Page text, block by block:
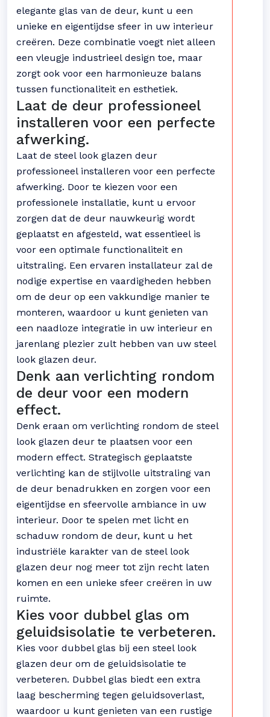
elegante glas van de deur, kunt u een
unieke en eigentijdse sfeer in uw interieur
creëren. Deze combinatie voegt niet alleen
een vleugje industrieel design toe, maar
zorgt ook voor een harmonieuze balans
tussen functionaliteit en esthetiek.
Laat de deur professioneel
installeren voor een perfecte
afwerking.
Laat de steel look glazen deur
professioneel installeren voor een perfecte
afwerking. Door te kiezen voor een
professionele installatie, kunt u ervoor
zorgen dat de deur nauwkeurig wordt
geplaatst en afgesteld, wat essentieel is
voor een optimale functionaliteit en
uitstraling. Een ervaren installateur zal de
nodige expertise en vaardigheden hebben
om de deur op een vakkundige manier te
monteren, waardoor u kunt genieten van
een naadloze integratie in uw interieur en
jarenlang plezier zult hebben van uw steel
look glazen deur.
Denk aan verlichting rondom
de deur voor een modern
effect.
Denk eraan om verlichting rondom de steel
look glazen deur te plaatsen voor een
modern effect. Strategisch geplaatste
verlichting kan de stijlvolle uitstraling van
de deur benadrukken en zorgen voor een
eigentijdse en sfeervolle ambiance in uw
interieur. Door te spelen met licht en
schaduw rondom de deur, kunt u het
industriële karakter van de steel look
glazen deur nog meer tot zijn recht laten
komen en een unieke sfeer creëren in uw
ruimte.
Kies voor dubbel glas om
geluidsisolatie te verbeteren.
Kies voor dubbel glas bij een steel look
glazen deur om de geluidsisolatie te
verbeteren. Dubbel glas biedt een extra
laag bescherming tegen geluidsoverlast,
waardoor u kunt genieten van een rustige